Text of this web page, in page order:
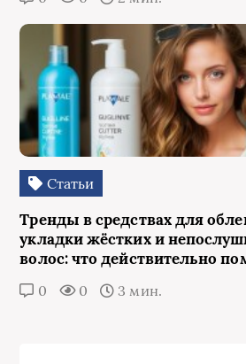
Статьи
Тренды в средствах для
укладки жёстких и
волос: что действительно
0 0 3 мин.